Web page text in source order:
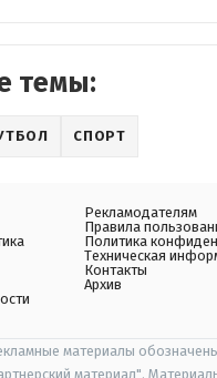
темы:
СПОРТ
Рекламодателям
Правила
Политика
Техническая
Контакты
Архив
материалы
материал".